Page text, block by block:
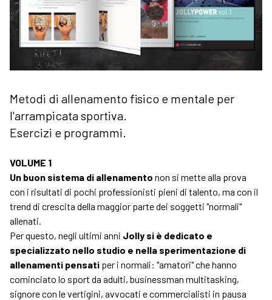
Metodi di allenamento fisico e mentale per
l'arrampicata sportiva.
Esercizi e programmi.
VOLUME 1
Un buon sistema di allenamento non si mette alla prova
con i risultati di pochi professionisti pieni di talento, ma con il
trend di crescita della maggior parte dei soggetti "normali"
allenati.
Per questo, negli ultimi anni Jolly si è dedicato e
specializzato nello studio e nella sperimentazione di
allenamenti pensati per i normali: "amatori" che hanno
cominciato lo sport da adulti, businessman multitasking,
signore con le vertigini, avvocati e commercialisti in pausa